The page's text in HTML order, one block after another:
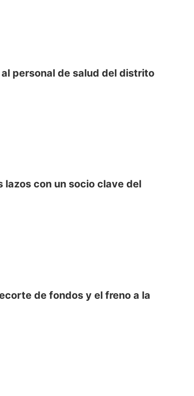
personal de salud del distrito
con un socio clave del
de fondos y el freno a la